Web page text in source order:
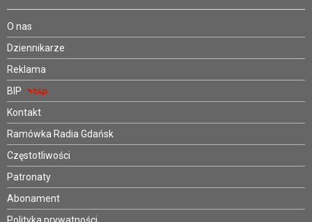
O nas
Dziennikarze
Reklama
BIP
Kontakt
Ramówka Radia Gdańsk
Częstotliwości
Patronaty
Abonament
Polityka prywatności